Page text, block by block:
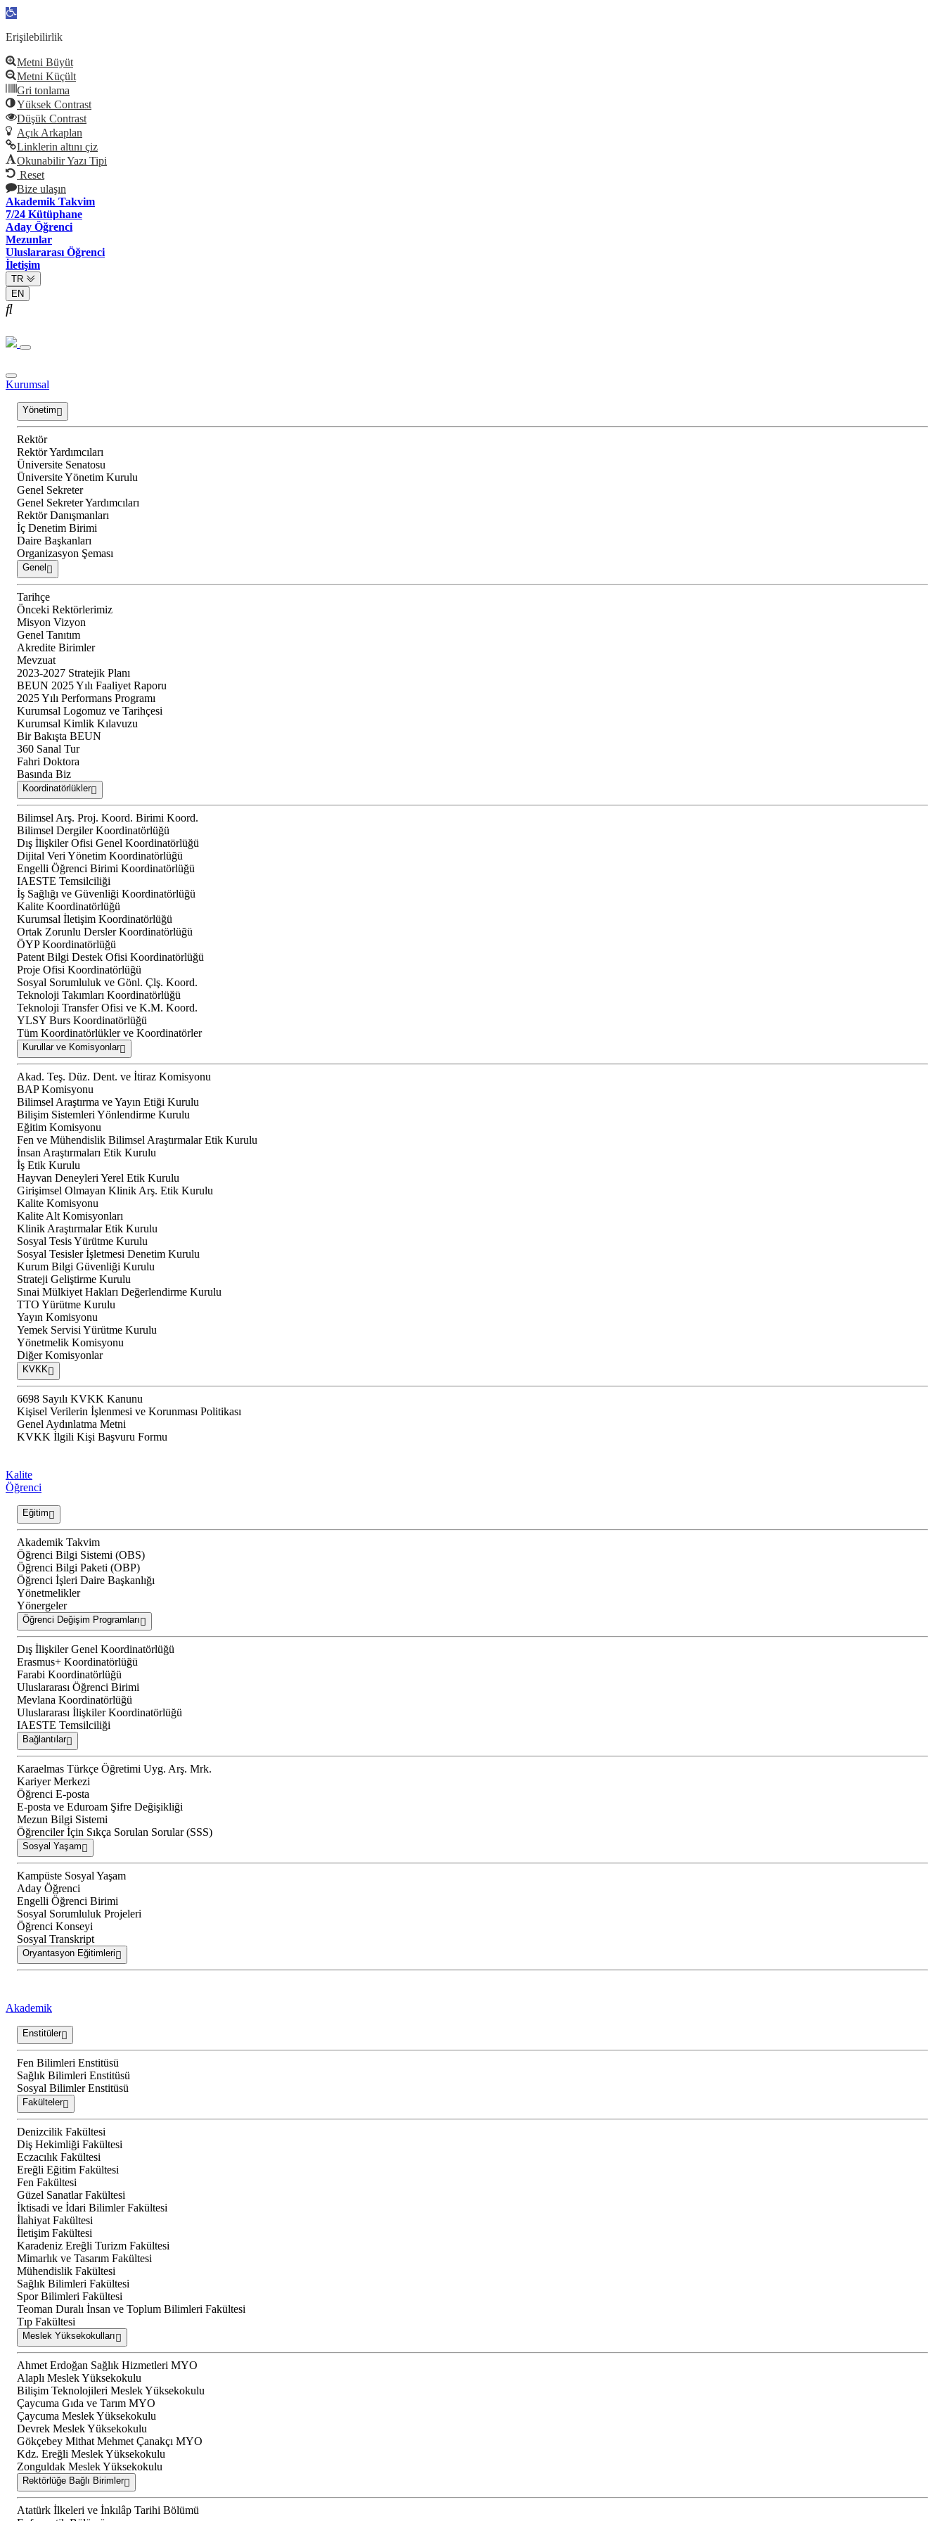
Open
Erişilebilirlik
Metni Büyüt
Metni Küçült
Gri tonlama
Yüksek Contrast
Düşük Contrast
Açık Arkaplan
Linklerin altını çiz
Okunabilir Yazı Tipi
Reset
Bize ulaşın
Akademik Takvim
7/24 Kütüphane
Aday Öğrenci
Mezunlar
Uluslararası Öğrenci
İletişim
TR
EN
Kurumsal
Yönetim
Rektör
Rektör Yardımcıları
Üniversite Senatosu
Üniversite Yönetim Kurulu
Genel Sekreter
Genel Sekreter Yardımcıları
Rektör Danışmanları
İç Denetim Birimi
Daire Başkanları
Organizasyon Şeması
Genel
Tarihçe
Önceki Rektörlerimiz
Misyon Vizyon
Genel Tanıtım
Akredite Birimler
Mevzuat
2023-2027 Stratejik Planı
BEUN 2025 Yılı Faaliyet Raporu
2025 Yılı Performans Programı
Kurumsal Logomuz ve Tarihçesi
Kurumsal Kimlik Kılavuzu
Bir Bakışta BEUN
360 Sanal Tur
Fahri Doktora
Basında Biz
Koordinatörlükler
Bilimsel Arş. Proj. Koord. Birimi Koord.
Bilimsel Dergiler Koordinatörlüğü
Dış İlişkiler Ofisi Genel Koordinatörlüğü
Dijital Veri Yönetim Koordinatörlüğü
Engelli Öğrenci Birimi Koordinatörlüğü
IAESTE Temsilciliği
İş Sağlığı ve Güvenliği Koordinatörlüğü
Kalite Koordinatörlüğü
Kurumsal İletişim Koordinatörlüğü
Ortak Zorunlu Dersler Koordinatörlüğü
ÖYP Koordinatörlüğü
Patent Bilgi Destek Ofisi Koordinatörlüğü
Proje Ofisi Koordinatörlüğü
Sosyal Sorumluluk ve Gönl. Çlş. Koord.
Teknoloji Takımları Koordinatörlüğü
Teknoloji Transfer Ofisi ve K.M. Koord.
YLSY Burs Koordinatörlüğü
Tüm Koordinatörlükler ve Koordinatörler
Kurullar ve Komisyonlar
Akad. Teş. Düz. Dent. ve İtiraz Komisyonu
BAP Komisyonu
Bilimsel Araştırma ve Yayın Etiği Kurulu
Bilişim Sistemleri Yönlendirme Kurulu
Eğitim Komisyonu
Fen ve Mühendislik Bilimsel Araştırmalar Etik Kurulu
İnsan Araştırmaları Etik Kurulu
İş Etik Kurulu
Hayvan Deneyleri Yerel Etik Kurulu
Girişimsel Olmayan Klinik Arş. Etik Kurulu
Kalite Komisyonu
Kalite Alt Komisyonları
Klinik Araştırmalar Etik Kurulu
Sosyal Tesis Yürütme Kurulu
Sosyal Tesisler İşletmesi Denetim Kurulu
Kurum Bilgi Güvenliği Kurulu
Strateji Geliştirme Kurulu
Sınai Mülkiyet Hakları Değerlendirme Kurulu
TTO Yürütme Kurulu
Yayın Komisyonu
Yemek Servisi Yürütme Kurulu
Yönetmelik Komisyonu
Diğer Komisyonlar
KVKK
6698 Sayılı KVKK Kanunu
Kişisel Verilerin İşlenmesi ve Korunması Politikası
Genel Aydınlatma Metni
KVKK İlgili Kişi Başvuru Formu
Kalite
Öğrenci
Eğitim
Akademik Takvim
Öğrenci Bilgi Sistemi (OBS)
Öğrenci Bilgi Paketi (OBP)
Öğrenci İşleri Daire Başkanlığı
Yönetmelikler
Yönergeler
Öğrenci Değişim Programları
Dış İlişkiler Genel Koordinatörlüğü
Erasmus+ Koordinatörlüğü
Farabi Koordinatörlüğü
Uluslararası Öğrenci Birimi
Mevlana Koordinatörlüğü
Uluslararası İlişkiler Koordinatörlüğü
IAESTE Temsilciliği
Bağlantılar
Karaelmas Türkçe Öğretimi Uyg. Arş. Mrk.
Kariyer Merkezi
Öğrenci E-posta
E-posta ve Eduroam Şifre Değişikliği
Mezun Bilgi Sistemi
Öğrenciler İçin Sıkça Sorulan Sorular (SSS)
Sosyal Yaşam
Kampüste Sosyal Yaşam
Aday Öğrenci
Engelli Öğrenci Birimi
Sosyal Sorumluluk Projeleri
Öğrenci Konseyi
Sosyal Transkript
Oryantasyon Eğitimleri
Akademik
Enstitüler
Fen Bilimleri Enstitüsü
Sağlık Bilimleri Enstitüsü
Sosyal Bilimler Enstitüsü
Fakülteler
Denizcilik Fakültesi
Diş Hekimliği Fakültesi
Eczacılık Fakültesi
Ereğli Eğitim Fakültesi
Fen Fakültesi
Güzel Sanatlar Fakültesi
İktisadi ve İdari Bilimler Fakültesi
İlahiyat Fakültesi
İletişim Fakültesi
Karadeniz Ereğli Turizm Fakültesi
Mimarlık ve Tasarım Fakültesi
Mühendislik Fakültesi
Sağlık Bilimleri Fakültesi
Spor Bilimleri Fakültesi
Teoman Duralı İnsan ve Toplum Bilimleri Fakültesi
Tıp Fakültesi
Meslek Yüksekokulları
Ahmet Erdoğan Sağlık Hizmetleri MYO
Alaplı Meslek Yüksekokulu
Bilişim Teknolojileri Meslek Yüksekokulu
Çaycuma Gıda ve Tarım MYO
Çaycuma Meslek Yüksekokulu
Devrek Meslek Yüksekokulu
Gökçebey Mithat Mehmet Çanakçı MYO
Kdz. Ereğli Meslek Yüksekokulu
Zonguldak Meslek Yüksekokulu
Rektörlüğe Bağlı Birimler
Atatürk İlkeleri ve İnkılâp Tarihi Bölümü